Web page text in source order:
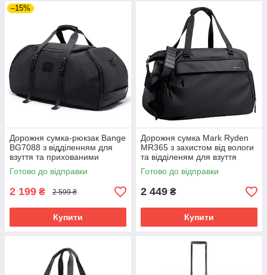
–15%
Дорожня сумка-рюкзак Bange
BG7088 з відділенням для
взуття та прихованими
лямками (Чорний)
Готово до відправки
2 199 ₴ 2 599 ₴
Купити
Дорожня сумка Mark Ryden
MR365 з захистом від вологи
та відділеням для взуття
(Чорний)
Готово до відправки
2 449 ₴
Купити